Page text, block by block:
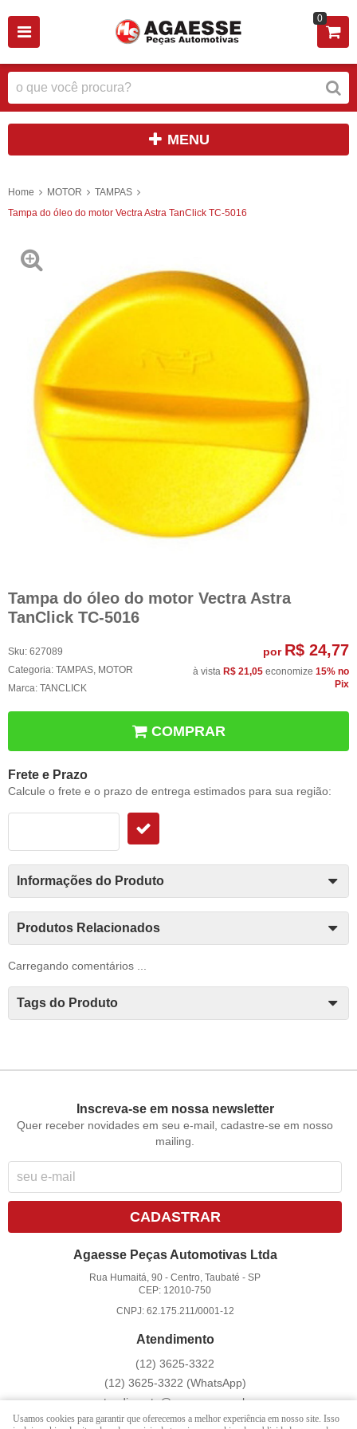
0
MENU
Home MOTOR
TAMPAS
Tampa do óleo do motor Vectra Astra TanClick TC-5016
Tampa do óleo do motor Vectra Astra
TanClick TC-5016
Sku: 627089
Categoria: TAMPAS, MOTOR
Marca: TANCLICK
por R$ 24,77
à vista R$ 21,05 economize 15% no
Pix
COMPRAR
Frete e Prazo
Calcule o frete e o prazo de entrega estimados para sua região:
Informações do Produto
Produtos Relacionados
Carregando comentários ...
Tags do Produto
Inscreva-se em nossa newsletter
Quer receber novidades em seu e-mail, cadastre-se em nosso
mailing.
CADASTRAR
Agaesse Peças Automotivas Ltda
Rua Humaitá, 90 -Centro, Taubaté -SP
CEP: 12010-750
CNPJ: 62.175.211/0001-12
Atendimento
(12) 3625-3322
(12) 3625-3322 (WhatsApp)
atendimento@agaesse.com.br
Usamos cookies para garantir que oferecemos a melhor experiência em nosso site. Isso